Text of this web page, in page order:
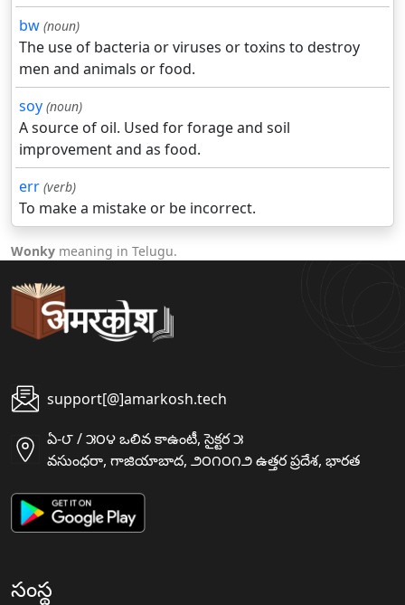
bw (noun)
The use of bacteria or viruses or toxins to destroy
men and animals or food.
soy (noun)
A source of oil. Used for forage and soil
improvement and as food.
err (verb)
To make a mistake or be incorrect.
Wonky meaning in Telugu.
support[@]amarkosh.tech
ఏ-౮ / ౫౦౪ ఒలివ కాఉంటీ, సైక్టర ౫
వసుంధరా, గాజియాబాద, ౨౦౧౦౧౨ ఉత్తర ప్రదేశ, భారత
సంస్థ